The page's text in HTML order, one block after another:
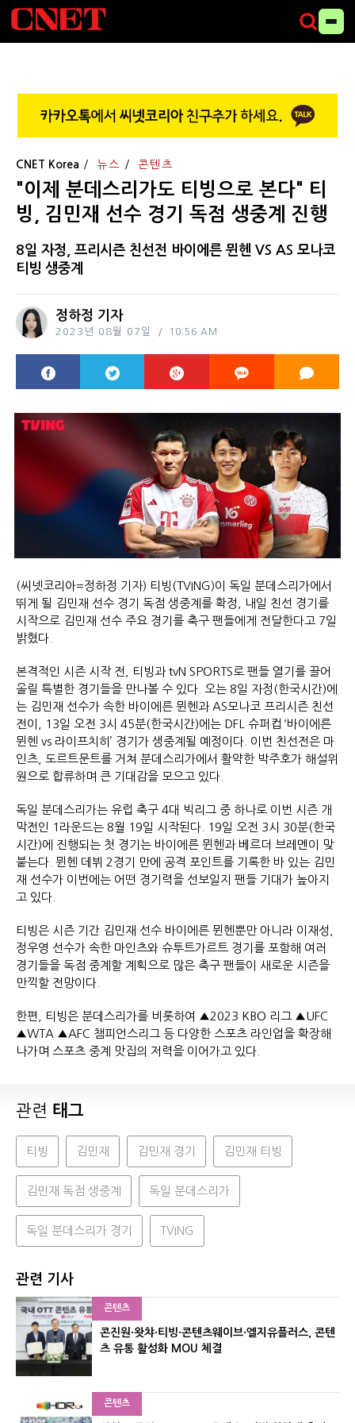
CNET Korea 뉴스 콘텐츠
"이제 분데스리가도 티빙으로 본다" 티
빙, 김민재 선수 경기 독점 생중계 진행
8일 자정, 프리시즌 친선전 바이에른 뮌헨 VS AS 모나코
티빙 생중계
정하정 기자
2023년 08월 07일 10:56 AM
(씨넷코리아=정하정 기자) 티빙(TVING)이 독일 분데스리가에서
뛰게 될 김민재 선수 경기 독점 생중계를 확정, 내일 친선 경기를
시작으로 김민재 선수 주요 경기를 축구 팬들에게 전달한다고 7일
밝혔다.
본격적인 시즌 시작 전, 티빙과 tvN SPORTS로 팬들 열기를 끌어
올릴 특별한 경기들을 만나볼 수 있다. 오는 8일 자정(한국시간)에
는 김민재 선수가 속한 바이에른 뮌헨과 AS모나코 프리시즌 친선
전이, 13일 오전 3시 45분(한국시간)에는 DFL 슈퍼컵 ‘바이에른
뮌헨 vs 라이프치히’ 경기가 생중계될 예정이다. 이번 친선전은 마
인츠, 도르트문트를 거쳐 분데스리가에서 활약한 박주호가 해설위
원으로 합류하며 큰 기대감을 모으고 있다.
독일 분데스리가는 유럽 축구 4대 빅리그 중 하나로 이번 시즌 개
막전인 1라운드는 8월 19일 시작된다. 19일 오전 3시 30분(한국
시간)에 진행되는 첫 경기는 바이에른 뮌헨과 베르더 브레멘이 맞
붙는다. 뮌헨 데뷔 2경기 만에 공격 포인트를 기록한 바 있는 김민
재 선수가 이번에는 어떤 경기력을 선보일지 팬들 기대가 높아지
고 있다.
티빙은 시즌 기간 김민재 선수 바이에른 뮌헨뿐만 아니라 이재성,
정우영 선수가 속한 마인츠와 슈투트가르트 경기를 포함해 여러
경기들을 독점 중계할 계획으로 많은 축구 팬들이 새로운 시즌을
만끽할 전망이다.
한편, 티빙은 분데스리가를 비롯하여 ▲2023 KBO 리그 ▲UFC
▲WTA ▲AFC 챔피언스리그 등 다양한 스포츠 라인업을 확장해
나가며 스포츠 중계 맛집의 저력을 이어가고 있다.
관련 태그
티빙 김민재 김민재 경기 김민재 티빙
김민재 독점 생중계 독일 분데스리가
독일 분데스리가 경기 TVING
관련 기사
콘텐츠
콘진원·왓챠·티빙·콘텐츠웨이브·엘지유플러스, 콘텐
츠 유통 활성화 MOU 체결
콘텐츠